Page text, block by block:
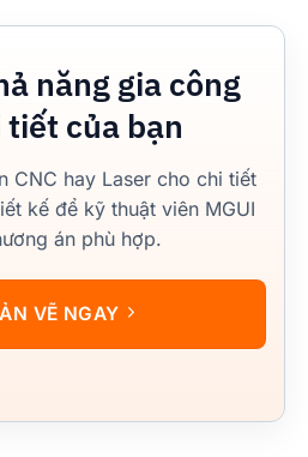
năng gia công
tiết của bạn
CNC hay Laser cho chi tiết
kế để kỹ thuật viên MGUI
án phù hợp.
VẼ NGAY